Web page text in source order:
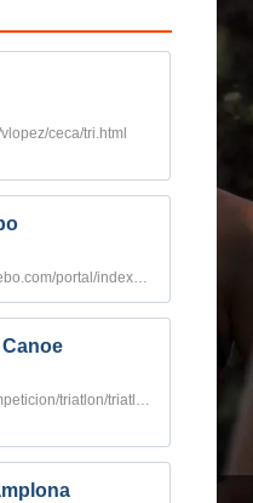
ceca/tri.html
http://www.adrenalinautebo.com/portal/index.php